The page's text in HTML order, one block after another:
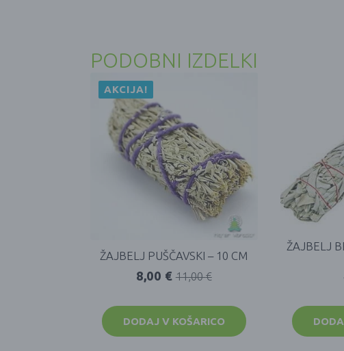
PODOBNI IZDELKI
AKCIJA!
ŽAJBELJ PUŠČAVSKI – 10 CM
11,00€
8,00 €
DODAJ V KOŠARICO
ŽAJBELJ